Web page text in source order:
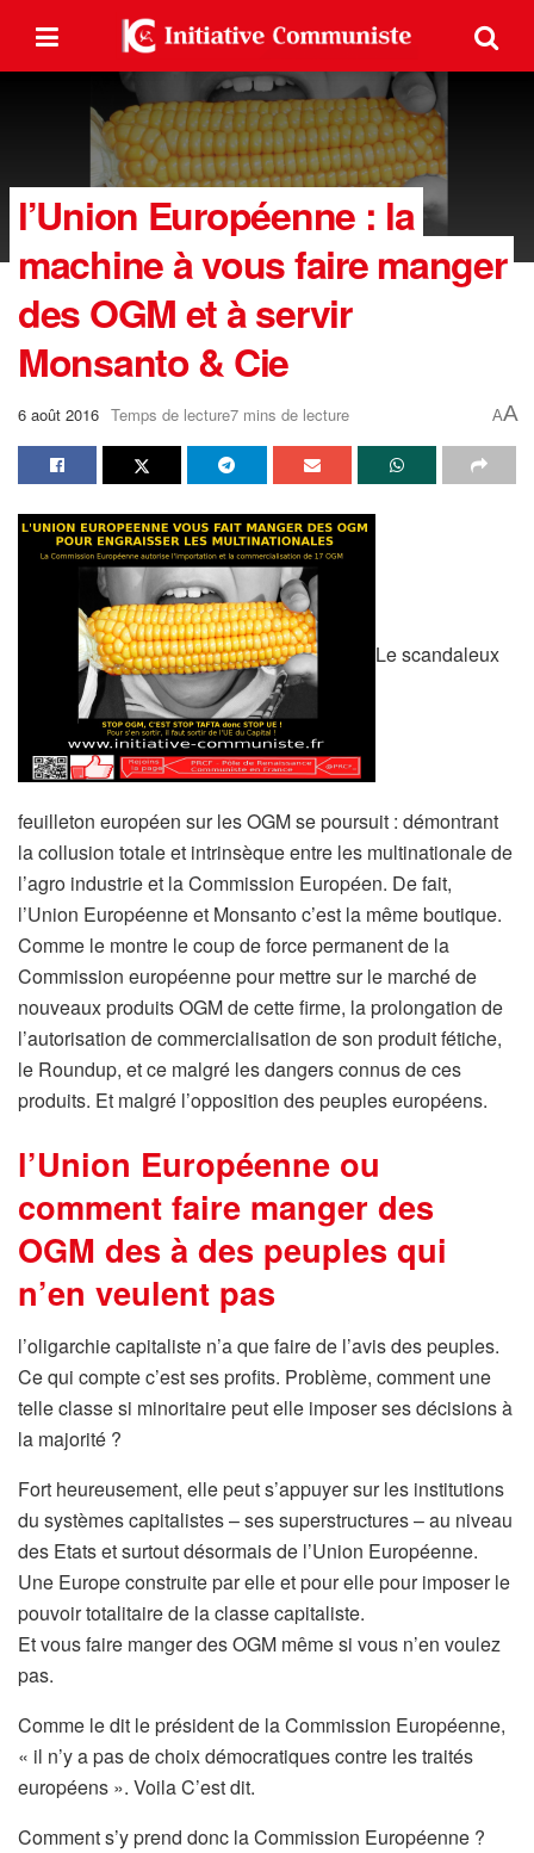
l’Union Européenne : la
machine à vous faire manger
des OGM et à servir
Monsanto & Cie
6 août 2016 Temps de lecture7 mins de lecture AA
Le scandaleux
feuilleton européen sur les OGM se poursuit : démontrant
la collusion totale et intrinsèque entre les multinationale de
l’agro industrie et la Commission Européen. De fait,
l’Union Européenne et Monsanto c’est la même boutique.
Comme le montre le coup de force permanent de la
Commission européenne pour mettre sur le marché de
nouveaux produits OGM de cette firme, la prolongation de
l’autorisation de commercialisation de son produit fétiche,
le Roundup, et ce malgré les dangers connus de ces
produits. Et malgré l’opposition des peuples européens.
l’Union Européenne ou
comment faire manger des
OGM des à des peuples qui
n’en veulent pas
l’oligarchie capitaliste n’a que faire de l’avis des peuples.
Ce qui compte c’est ses profits. Problème, comment une
telle classe si minoritaire peut elle imposer ses décisions à
la majorité ?
Fort heureusement, elle peut s’appuyer sur les institutions
du systèmes capitalistes – ses superstructures – au niveau
des Etats et surtout désormais de l’Union Européenne.
Une Europe construite par elle et pour elle pour imposer le
pouvoir totalitaire de la classe capitaliste.
Et vous faire manger des OGM même si vous n’en voulez
pas.
Comme le dit le président de la Commission Européenne,
« il n’y a pas de choix démocratiques contre les traités
européens ». Voila C’est dit.
Comment s’y prend donc la Commission Européenne ?